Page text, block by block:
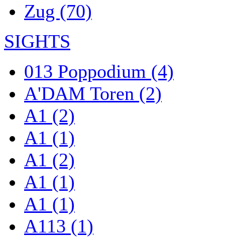
Zug (70)
SIGHTS
013 Poppodium (4)
A'DAM Toren (2)
A1 (2)
A1 (1)
A1 (2)
A1 (1)
A1 (1)
A113 (1)